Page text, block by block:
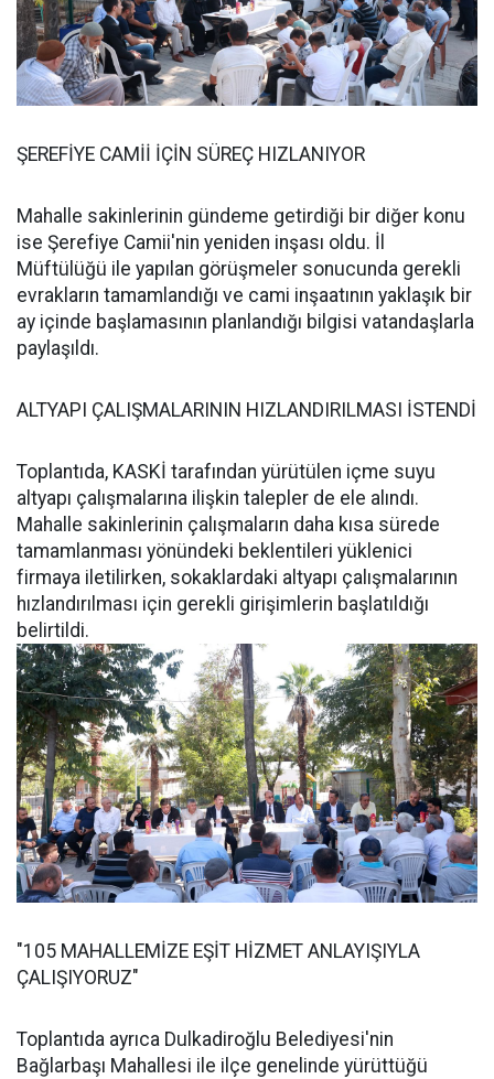
ŞEREFİYE CAMİİ İÇİN SÜREÇ HIZLANIYOR
Mahalle sakinlerinin gündeme getirdiği bir diğer konu
ise Şerefiye Camii'nin yeniden inşası oldu. İl
Müftülüğü ile yapılan görüşmeler sonucunda gerekli
evrakların tamamlandığı ve cami inşaatının yaklaşık bir
ay içinde başlamasının planlandığı bilgisi vatandaşlarla
paylaşıldı.
ALTYAPI ÇALIŞMALARININ HIZLANDIRILMASI İSTENDİ
Toplantıda, KASKİ tarafından yürütülen içme suyu
altyapı çalışmalarına ilişkin talepler de ele alındı.
Mahalle sakinlerinin çalışmaların daha kısa sürede
tamamlanması yönündeki beklentileri yüklenici
firmaya iletilirken, sokaklardaki altyapı çalışmalarının
hızlandırılması için gerekli girişimlerin başlatıldığı
belirtildi.
"105 MAHALLEMİZE EŞİT HİZMET ANLAYIŞIYLA
ÇALIŞIYORUZ"
Toplantıda ayrıca Dulkadiroğlu Belediyesi'nin
Bağlarbaşı Mahallesi ile ilçe genelinde yürüttüğü